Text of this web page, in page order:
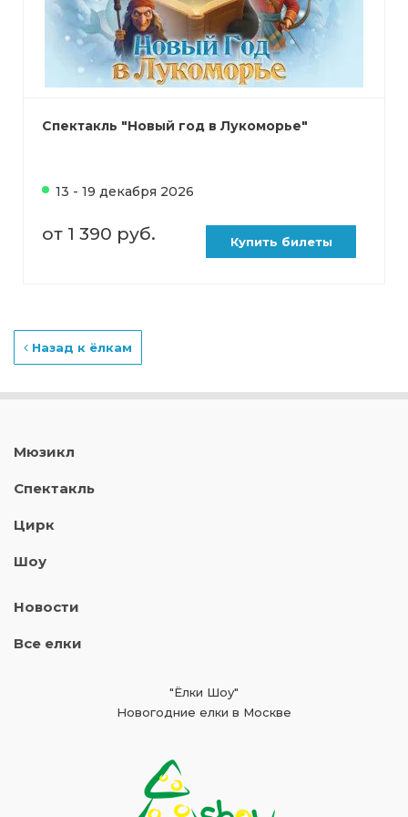
Спектакль "Новый год в Лукоморье"
13 - 19 декабря 2026
от 1 390 руб. Купить билеты
Назад к ёлкам
Мюзикл
Спектакль
Цирк
Шоу
Новости
Все елки
"Ёлки Шоу"
Новогодние елки в Москве